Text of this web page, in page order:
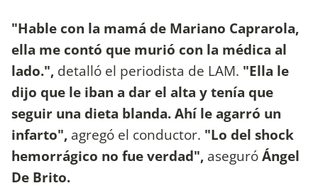
"Hable con la mamá de Mariano Caprarola,
ella me contó que murió con la médica al
lado.", detalló el periodista de LAM. "Ella le
dijo que le iban a dar el alta y tenía que
seguir una dieta blanda. Ahí le agarró un
infarto", agregó el conductor. "Lo del shock
hemorrágico no fue verdad", aseguróÁngel
De Brito.